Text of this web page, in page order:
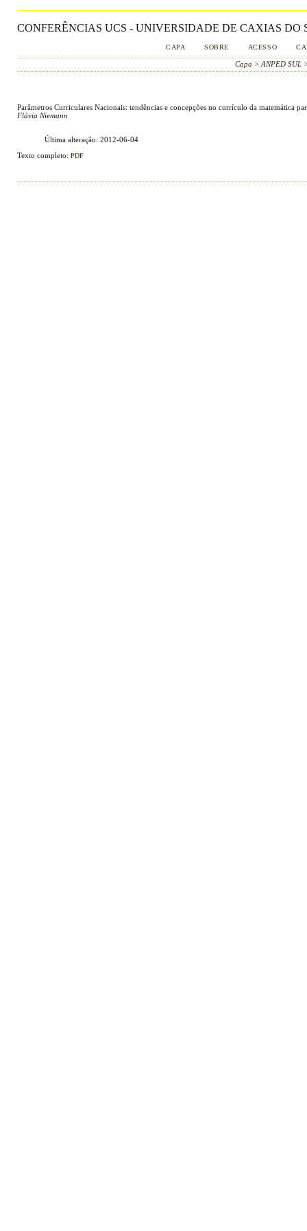
CONFERÊNCIAS UCS - UNIVERSIDADE DE CAXIAS DO
CAPA SOBRE ACESSO
Capa > ANPED SUL
Parâmetros Curriculares Nacionais: tendências e concepções no currículo da matemática
Flávia Niemann
Última alteração: 2012-06-04
Texto completo: PDF